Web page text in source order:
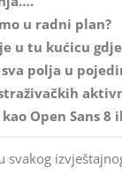
u radni plan?
u tu kućicu
polja u
Open Sans 8